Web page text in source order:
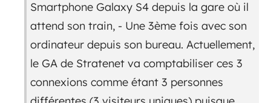
Smartphone Galaxy S4 depuis la gare où il
attend son train, - Une 3ème fois avec son
ordinateur depuis son bureau. Actuellement,
le GA de Stratenet va comptabiliser ces 3
connexions comme étant 3 personnes